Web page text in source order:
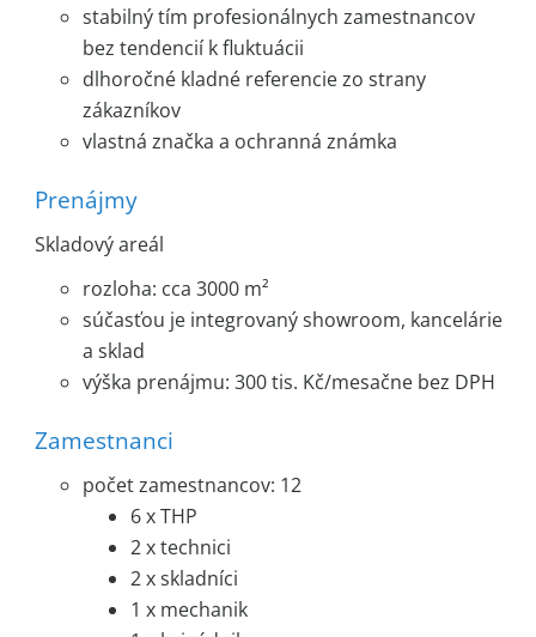
stabilný tím profesionálnych zamestnancov
bez tendencií k fluktuácii
dlhoročné kladné referencie zo strany
zákazníkov
vlastná značka a ochranná známka
Prenájmy
Skladový areál
rozloha: cca 3000 m²
súčasťou je integrovaný showroom, kancelárie
a sklad
výška prenájmu: 300 tis. Kč/mesačne bez DPH
Zamestnanci
počet zamestnancov: 12
6 x THP
2 x technici
2 x skladníci
1 x mechanik